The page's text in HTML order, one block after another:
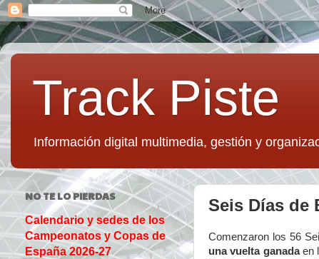
Track Piste
Información digital multimedia, gestión y
Seis Días de
Comenzaron los 56
una vuelta ganadaen
NO TE LO PIERDAS
Calendario y sedes de los
Campeonatos y Copas de
España 2026-27